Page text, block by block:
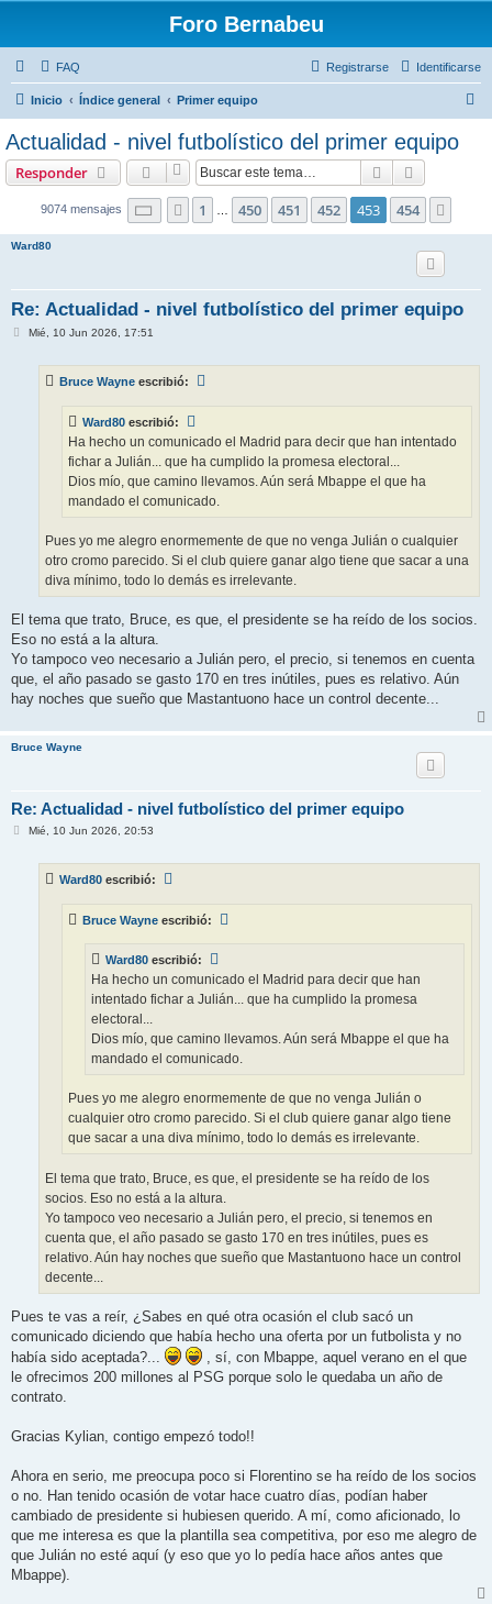
Foro Bernabeu
FAQ Identificarse
Registrarse
Inicio Índice general Primer equipo
Actualidad - nivel futbolístico del primer equipo
Responder Buscar
9074 mensajes Página 453 de454
Anterior
1 450 451 452 453 454
Ward80
Re: Actualidad - nivel futbolístico del primer equipo
MMié, 10 Jun 2026, 17:51
Bruce Wayne escribió:
Ward80 escribió:
Ha hecho un comunicado el Madrid para decir que han intentado
fichar a Julián... que ha cumplido la promesa electoral...
Dios mío, que camino llevamos. Aún será Mbappe el que ha
mandado el comunicado.
Pues yo me alegro enormemente de que no venga Julián o cualquier
otro cromo parecido. Si el club quiere ganar algo tiene que sacar a una
diva mínimo, todo lo demás es irrelevante.
El tema que trato, Bruce, es que, el presidente se ha reído de los socios.
Eso no está a la altura.
Yo tampoco veo necesario a Julián pero, el precio, si tenemos en cuenta
que, el año pasado se gasto 170 en tres inútiles, pues es relativo. Aún
hay noches que sueño que Mastantuono hace un control decente...
Bruce Wayne
Re: Actualidad - nivel futbolístico del primer equipo
MMié, 10 Jun 2026, 20:53
Ward80 escribió:
Bruce Wayne escribió:
Ward80 escribió:
Ha hecho un comunicado el Madrid para decir que han
intentado fichar a Julián... que ha cumplido la promesa
electoral...
Dios mío, que camino llevamos. Aún será Mbappe el que ha
mandado el comunicado.
Pues yo me alegro enormemente de que no venga Julián o
cualquier otro cromo parecido. Si el club quiere ganar algo tiene
que sacar a una diva mínimo, todo lo demás es irrelevante.
El tema que trato, Bruce, es que, el presidente se ha reído de los
socios. Eso no está a la altura.
Yo tampoco veo necesario a Julián pero, el precio, si tenemos en
cuenta que, el año pasado se gasto 170 en tres inútiles, pues es
relativo. Aún hay noches que sueño que Mastantuono hace un control
decente...
Pues te vas a reír, ¿Sabes en qué otra ocasión el club sacó un
comunicado diciendo que había hecho una oferta por un futbolista y no
había sido aceptada?...
, sí, con Mbappe, aquel verano en el que
le ofrecimos 200 millones al PSG porque solo le quedaba un año de
contrato.
Gracias Kylian, contigo empezó todo!!
Ahora en serio, me preocupa poco si Florentino se ha reído de los socios
o no. Han tenido ocasión de votar hace cuatro días, podían haber
cambiado de presidente si hubiesen querido. A mí, como aficionado, lo
que me interesa es que la plantilla sea competitiva, por eso me alegro de
que Julián no esté aquí (y eso que yo lo pedía hace años antes que
Mbappe).